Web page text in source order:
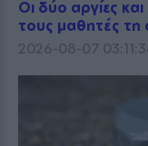
Οι δύο αργίες
τους μαθητές τη
2026-08-07